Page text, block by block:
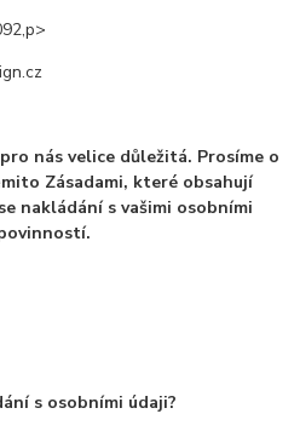
nás velice důležitá. Prosíme o
Zásadami, které obsahují
nakládání s vašimi osobními
s osobními údaji?